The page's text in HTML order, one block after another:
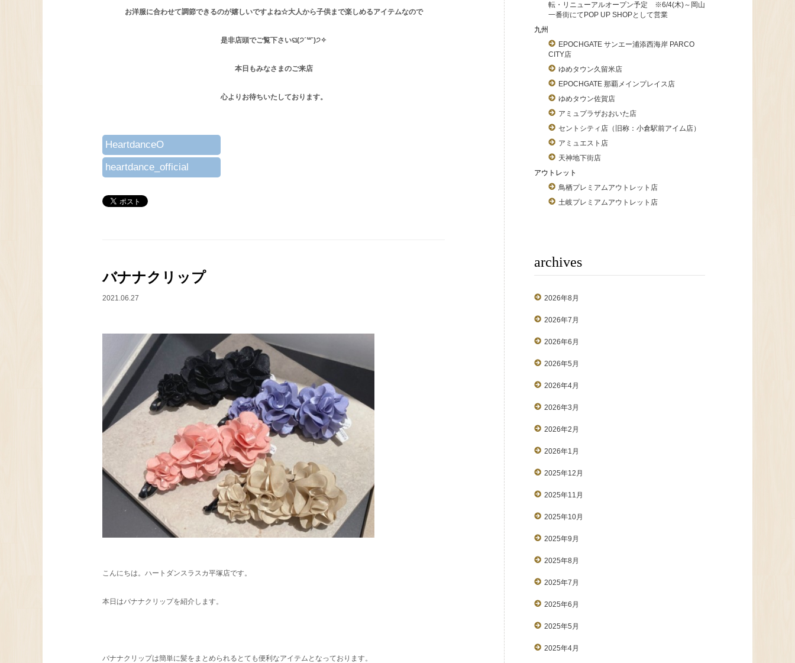
お洋服に合わせて調節できるのが嬉しいですよね☆大人から子供まで楽しめるアイテムなので
是非店頭でご覧下さい‪ଘ(੭ˊ꒳​ˋ)੭✧
本日もみなさまのご来店
心よりお待ちいたしております。
HeartdanceO
heartdance_official
バナナクリップ
2021.06.27
こんにちは。ハートダンスラスカ平塚店です。
本日はバナナクリップを紹介します。
バナナクリップは簡単に髪をまとめられるとても便利なアイテムとなっております。
転・リニューアルオープン予定 ※6/4(木)～岡山
一番街にてPOP UP SHOPとして営業
九州
EPOCHGATE サンエー浦添西海岸 PARCO
CITY店
ゆめタウン久留米店
EPOCHGATE 那覇メインプレイス店
ゆめタウン佐賀店
アミュプラザおおいた店
セントシティ店（旧称：小倉駅前アイム店）
アミュエスト店
天神地下街店
アウトレット
鳥栖プレミアムアウトレット店
土岐プレミアムアウトレット店
archives
2026年8月
2026年7月
2026年6月
2026年5月
2026年4月
2026年3月
2026年2月
2026年1月
2025年12月
2025年11月
2025年10月
2025年9月
2025年8月
2025年7月
2025年6月
2025年5月
2025年4月